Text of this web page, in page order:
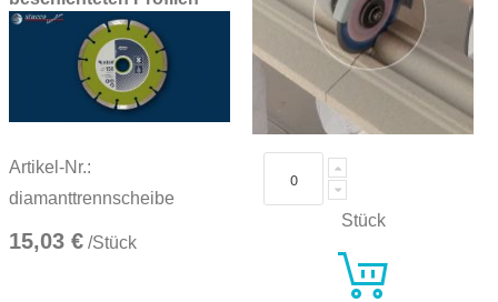
Artikel-Nr.:
diamanttrennscheibe
15,03 € /Stück
Stück